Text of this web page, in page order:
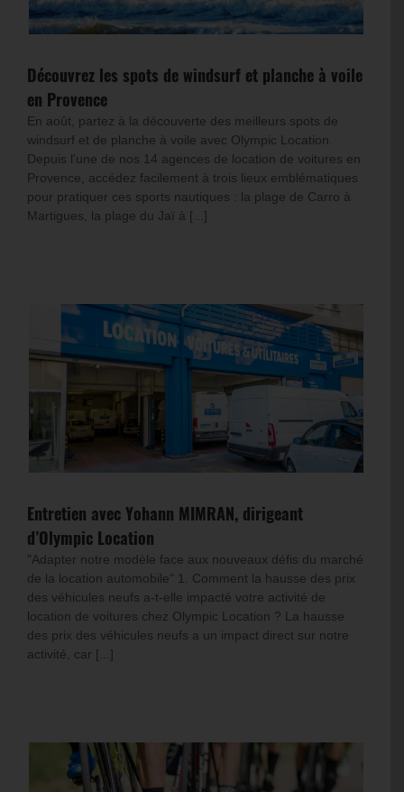
Découvrez les spots de windsurf et planche à voile
en Provence
En août, partez à la découverte des meilleurs spots de
windsurf et de planche à voile avec Olympic Location.
Depuis l'une de nos 14 agences de location de voitures en
Provence, accédez facilement à trois lieux emblématiques
pour pratiquer ces sports nautiques : la plage de Carro à
Martigues, la plage du Jaï à [...]
Entretien avec Yohann MIMRAN, dirigeant
d’Olympic Location
"Adapter notre modèle face aux nouveaux défis du marché
de la location automobile" 1. Comment la hausse des prix
des véhicules neufs a-t-elle impacté votre activité de
location de voitures chez Olympic Location ? La hausse
des prix des véhicules neufs a un impact direct sur notre
activité, car [...]